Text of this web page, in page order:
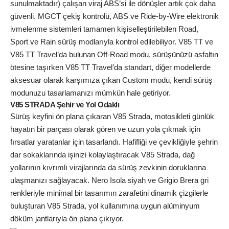
sunulmaktadır) çalışan viraj ABS’si ile dönüşler artık çok daha
güvenli. MGCT çekiş kontrolü, ABS ve Ride-by-Wire elektronik
ivmelenme sistemleri tamamen kişiselleştirilebilen Road,
Sport ve Rain sürüş modlarıyla kontrol edilebiliyor. V85 TT ve
V85 TT Travel’da bulunan Off-Road modu, sürüşünüzü asfaltın
ötesine taşırken V85 TT Travel’da standart, diğer modellerde
aksesuar olarak karşımıza çıkan Custom modu, kendi sürüş
modunuzu tasarlamanızı mümkün hale getiriyor.
V85 STRADA Şehir ve Yol Odaklı
Sürüş keyfini ön plana çıkaran V85 Strada, motosikleti günlük
hayatın bir parçası olarak gören ve uzun yola çıkmak için
fırsatlar yaratanlar için tasarlandı. Hafifliği ve çevikliğiyle şehrin
dar sokaklarında işinizi kolaylaştıracak V85 Strada, dağ
yollarının kıvrımlı virajlarında da sürüş zevkinin doruklarına
ulaşmanızı sağlayacak. Nero Isola siyah ve Grigio Brera gri
renkleriyle minimal bir tasarımın zarafetini dinamik çizgilerle
buluşturan V85 Strada, yol kullanımına uygun alüminyum
döküm jantlarıyla ön plana çıkıyor.